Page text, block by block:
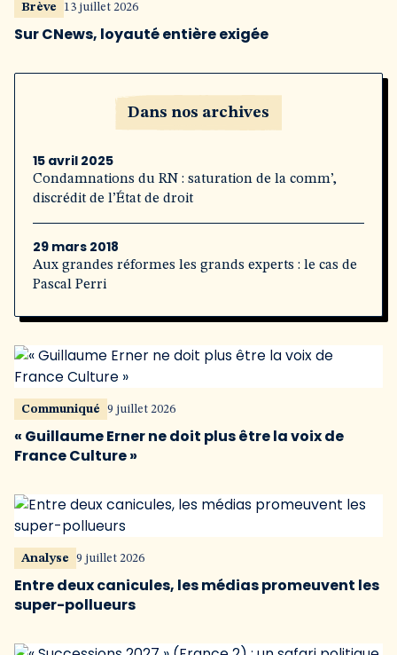
Brève 13 juillet 2026
Sur CNews, loyauté entière exigée
Dans nos archives
15 avril 2025
Condamnations du RN : saturation de la comm’,
discrédit de l’État de droit
29 mars 2018
Aux grandes réformes les grands experts : le cas de
Pascal Perri
Communiqué 9 juillet 2026
« Guillaume Erner ne doit plus être la voix de
France Culture »
Analyse 9 juillet 2026
Entre deux canicules, les médias promeuvent les
super-pollueurs